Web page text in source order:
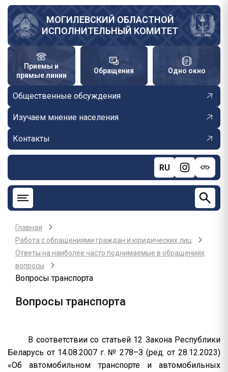
Перейти
основному
содержанию
МОГИЛЕВСКИЙ ОБЛАСТНОЙ
ИСПОЛНИТЕЛЬНЫЙ КОМИТЕТ
Приемы и
прямые линии
Обращения Одно окно
Общественные обсуждения
Изучаем мнение населения
Контакты
RU
Главная
Работа с обращениями граждан и юридических лиц
Ответы на наиболее часто поднимаемые в обращениях
вопросы
Вопросы транспорта
Вопросы транспорта
В соответствии со статьей 12 Закона Республики
Беларусь от 14.08.2007 г. № 278–З (ред. от 28.12.2023)
«Об автомобильном транспорте и автомобильных